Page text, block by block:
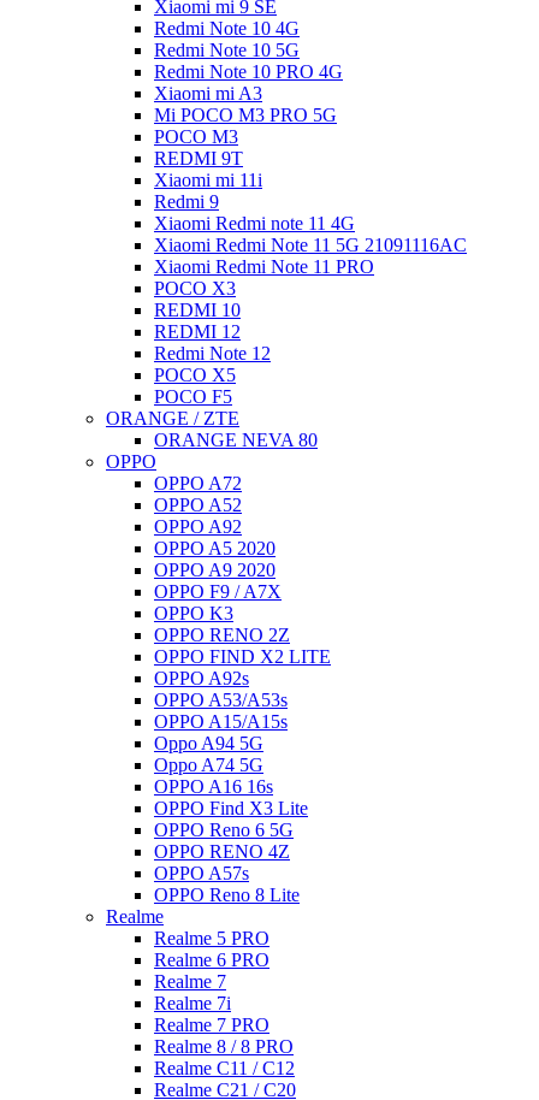
Xiaomi mi 9 SE
Redmi Note 10 4G
Redmi Note 10 5G
Redmi Note 10 PRO 4G
Xiaomi mi A3
Mi POCO M3 PRO 5G
POCO M3
REDMI 9T
Xiaomi mi 11i
Redmi 9
Xiaomi Redmi note 11 4G
Xiaomi Redmi Note 11 5G 21091116AC
Xiaomi Redmi Note 11 PRO
POCO X3
REDMI 10
REDMI 12
Redmi Note 12
POCO X5
POCO F5
ORANGE / ZTE
ORANGE NEVA 80
OPPO
OPPO A72
OPPO A52
OPPO A92
OPPO A5 2020
OPPO A9 2020
OPPO F9 / A7X
OPPO K3
OPPO RENO 2Z
OPPO FIND X2 LITE
OPPO A92s
OPPO A53/A53s
OPPO A15/A15s
Oppo A94 5G
Oppo A74 5G
OPPO A16 16s
OPPO Find X3 Lite
OPPO Reno 6 5G
OPPO RENO 4Z
OPPO A57s
OPPO Reno 8 Lite
Realme
Realme 5 PRO
Realme 6 PRO
Realme 7
Realme 7i
Realme 7 PRO
Realme 8 / 8 PRO
Realme C11 / C12
Realme C21 / C20